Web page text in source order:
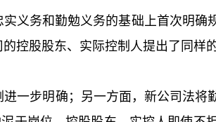
义务和勤勉义务的基础上首次明确
控股股东、实际控制人提出了同样
一步明确；另一方面，新公司法